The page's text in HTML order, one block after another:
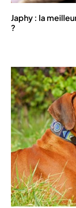
Japhy : la
?